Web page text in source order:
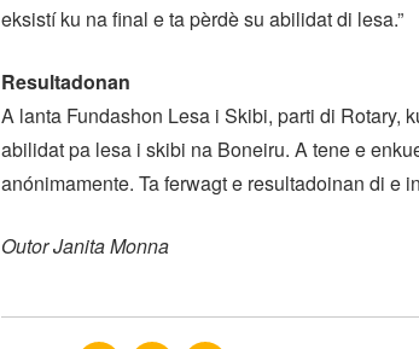
eksistí ku na final e ta pèrdè su abilidat di lesa.”
Resultadonan
A lanta Fundashon Lesa i Skibi, parti di Rotary,
abilidat pa lesa i skibi na Boneiru. A tene e
anónimamente. Ta ferwagt e resultadoinan di e
Outor Janita Monna